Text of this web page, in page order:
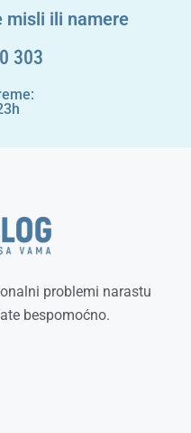
misli ili namere
303
problemi narastu
bespomoćno.